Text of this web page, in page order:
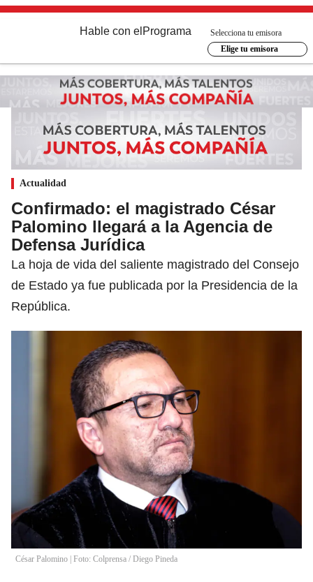
Hable con el Programa
Selecciona tu emisora
Elige tu emisora
Actualidad
Confirmado: el magistrado César
Palomino llegará a la Agencia de
Defensa Jurídica
La hoja de vida del saliente magistrado del Consejo
de Estado ya fue publicada por la Presidencia de la
República.
César Palomino | Foto: Colprensa / Diego Pineda